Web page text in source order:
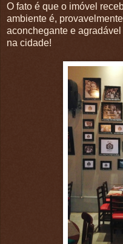
O fato é que o imóvel
ambiente é,
aconchegante e
na cidade!